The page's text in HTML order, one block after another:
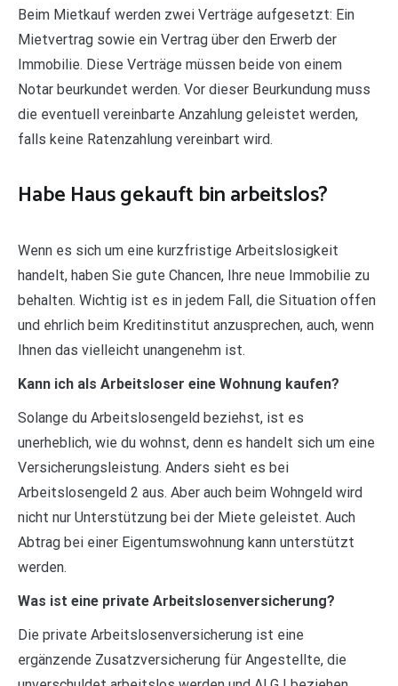
Beim Mietkauf werden zwei Verträge aufgesetzt: Ein
Mietvertrag sowie ein Vertrag über den Erwerb der
Immobilie. Diese Verträge müssen beide von einem
Notar beurkundet werden. Vor dieser Beurkundung muss
die eventuell vereinbarte Anzahlung geleistet werden,
falls keine Ratenzahlung vereinbart wird.
Habe Haus gekauft bin arbeitslos?
Wenn es sich um eine kurzfristige Arbeitslosigkeit
handelt, haben Sie gute Chancen, Ihre neue Immobilie zu
behalten. Wichtig ist es in jedem Fall, die Situation offen
und ehrlich beim Kreditinstitut anzusprechen, auch, wenn
Ihnen das vielleicht unangenehm ist.
Kann ich als Arbeitsloser eine Wohnung kaufen?
Solange du Arbeitslosengeld beziehst, ist es
unerheblich, wie du wohnst, denn es handelt sich um eine
Versicherungsleistung. Anders sieht es bei
Arbeitslosengeld 2 aus. Aber auch beim Wohngeld wird
nicht nur Unterstützung bei der Miete geleistet. Auch
Abtrag bei einer Eigentumswohnung kann unterstützt
werden.
Was ist eine private Arbeitslosenversicherung?
Die private Arbeitslosenversicherung ist eine
ergänzende Zusatzversicherung für Angestellte, die